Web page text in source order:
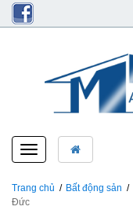
Toggle
navigation
Trang chủ Bất động sản
Đức